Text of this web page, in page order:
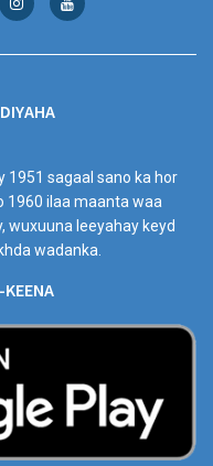
1951 sagaal sano ka hor
1960 ilaa maanta waa
wuxuuna leeyahay keyd
wadanka.